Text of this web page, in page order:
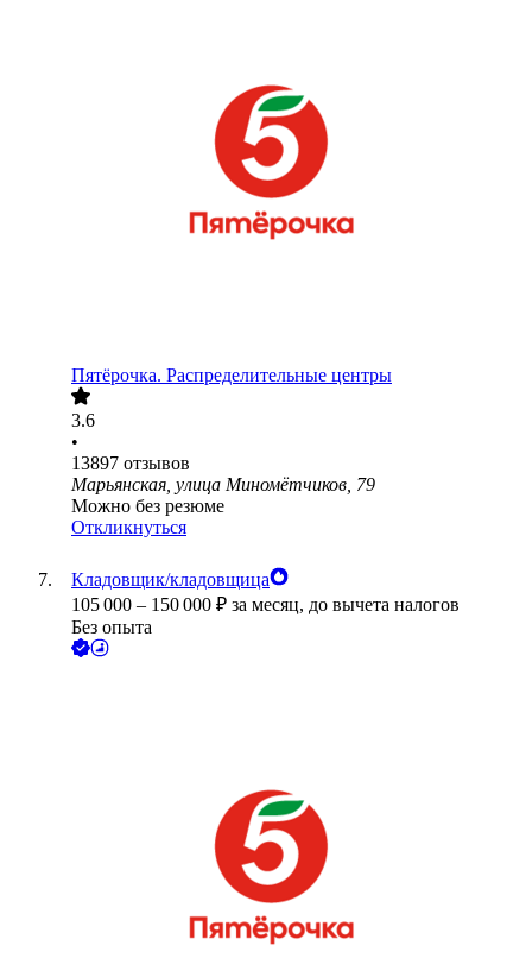
Пятёрочка. Распределительные центры
3.6
•
13897 отзывов
Марьянская, улица Миномётчиков, 79
Можно без резюме
Откликнуться
Кладовщик/кладовщица
105 000 – 150 000 ₽ за месяц, до вычета налогов
Без опыта